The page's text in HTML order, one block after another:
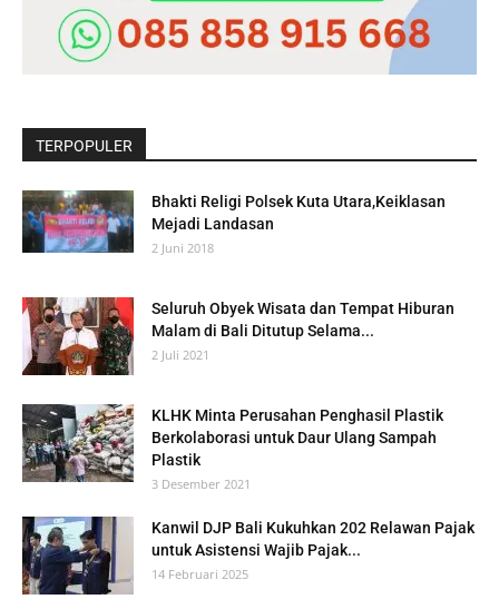
TERPOPULER
Bhakti Religi Polsek Kuta Utara,Keiklasan
Mejadi Landasan
2 Juni 2018
Seluruh Obyek Wisata dan Tempat Hiburan
Malam di Bali Ditutup Selama...
2 Juli 2021
KLHK Minta Perusahan Penghasil Plastik
Berkolaborasi untuk Daur Ulang Sampah
Plastik
3 Desember 2021
Kanwil DJP Bali Kukuhkan 202 Relawan Pajak
untuk Asistensi Wajib Pajak...
14 Februari 2025